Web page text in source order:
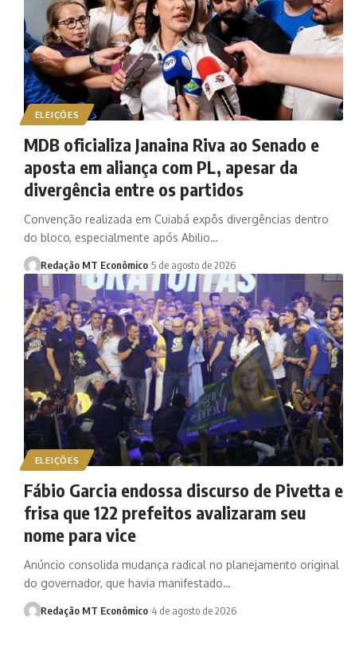
ELEIÇÕES
MDB oficializa Janaina Riva ao Senado e
aposta em aliança com PL, apesar da
divergência entre os partidos
Convenção realizada em Cuiabá expôs divergências dentro
do bloco, especialmente após Abilio…
Redação MT Econômico 5 de agosto de 2026
ELEIÇÕES
Fábio Garcia endossa discurso de Pivetta e
frisa que 122 prefeitos avalizaram seu
nome para vice
Anúncio consolida mudança radical no planejamento original
do governador, que havia manifestado…
Redação MT Econômico 4 de agosto de 2026